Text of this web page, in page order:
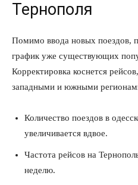
Тернополя
Помимо ввода новых поездов,
график уже существующих
Корректировка коснется
западными и южными
Количество поездов в
увеличивается вдвое.
Частота рейсов на
неделю.